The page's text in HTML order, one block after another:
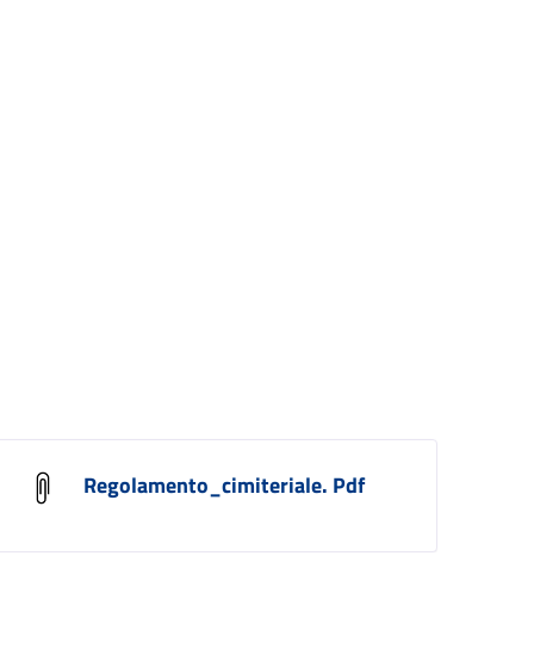
Regolamento_cimiteriale. Pdf